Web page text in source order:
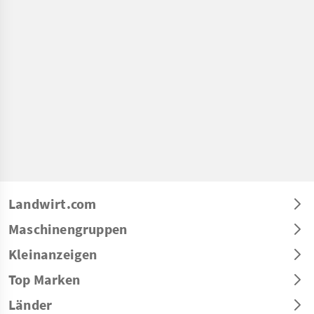
Landwirt.com
Maschinengruppen
Kleinanzeigen
Top Marken
Länder